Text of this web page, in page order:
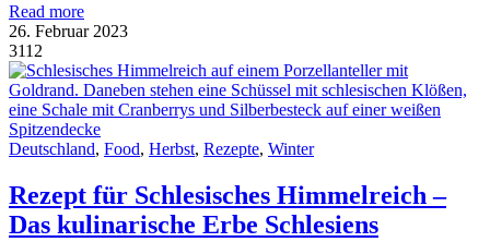
Read more
26. Februar 2023
3112
Deutschland, Food, Herbst, Rezepte, Winter
Rezept für Schlesisches Himmelreich –
Das kulinarische Erbe Schlesiens